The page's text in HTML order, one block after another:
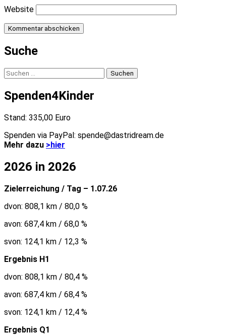
Website
Suche
Suchen
nach:
Spenden4Kinder
Stand: 335,00 Euro
Spenden via PayPal: spende@dastridream.de
Mehr dazu >hier
2026 in 2026
Zielerreichung / Tag – 1.07.26
dvon: 808,1 km / 80,0 %
avon: 687,4 km / 68,0 %
svon: 124,1 km / 12,3 %
Ergebnis H1
dvon: 808,1 km / 80,4 %
avon: 687,4 km / 68,4 %
svon: 124,1 km / 12,4 %
Ergebnis Q1